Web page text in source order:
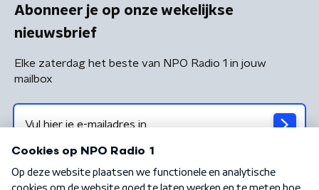
Abonneer je op onze wekelijkse
nieuwsbrief
Elke zaterdag het beste van NPO Radio 1 in jouw
mailbox